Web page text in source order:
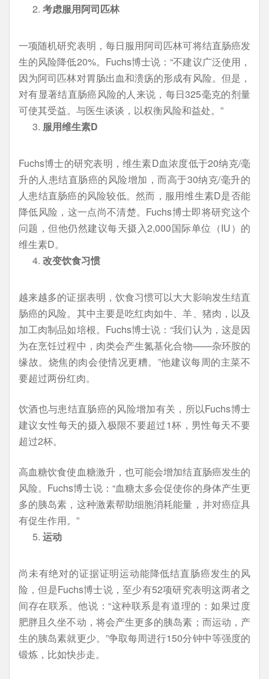
考虑服用阿司匹林
一项随机研究表明，每日服用阿司匹林可将结直肠癌发
生的风险降低20%。Fuchs博士说：“不建议广泛使用，
因为阿司匹林对胃肠出血和溃疡的形成有风险。但是，
对有显著结直肠癌风险的人来说，每日325毫克的剂量
可使其受益。与医生谈谈，以权衡风险和益处。”
服用维生素D
Fuchs博士的研究表明，维生素D血浓度低于20纳克/毫
升的人患结直肠癌的风险增加，而高于30纳克/毫升的
人患结直肠癌的风险较低。然而，服用维生素D是否能
降低风险，这一点尚不清楚。Fuchs博士即将研究这个
问题，但他仍然建议每天摄入2,000国际单位（IU）的
维生素D。
改变饮食习惯
越来越多的证据表明，饮食习惯可以大大影响发生结直
肠癌的风险。其中主要是吃红肉如牛、羊、猪肉，以及
加工肉制品如培根。Fuchs博士说：“我们认为，这是因
为在烹饪过程中，肉类会产生氮基化合物——杂环胺的
缘故。烧焦的肉会使情况更糟。”他建议每周的主菜不
要超过两份红肉。
饮酒也与患结直肠癌的风险增加有关，所以Fuchs博士
建议女性每天的摄入极限不要超过1杯，男性每天不要
超过2杯。
高血糖饮食使血糖激升，也可能会增加结直肠癌发生的
风险。Fuchs博士说：“血糖太多会促使你的身体产生更
多的胰岛素，这种激素帮助细胞消耗能量，并对癌症具
有促生作用。”
运动
尚未有绝对的证据证明运动能降低结直肠癌发生的风
险，但是Fuchs博士说，至少有52项研究表明这两者之
间存在联系。他说：“这种联系是有道理的：如果过度
肥胖且久坐不动，将会产生更多的胰岛素；而运动，产
生的胰岛素就更少。”争取每周进行150分钟中等强度的
锻炼，比如快步走。